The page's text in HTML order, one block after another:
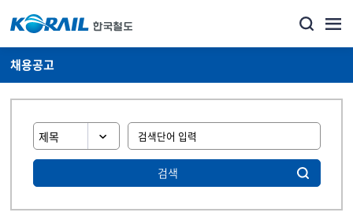
채용공고
검색